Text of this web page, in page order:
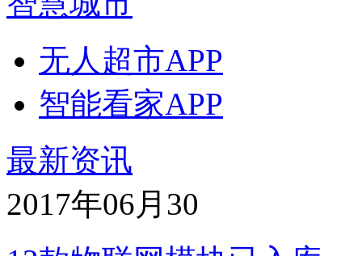
无人超市APP
智能看家APP
最新资讯
2017年06月 30